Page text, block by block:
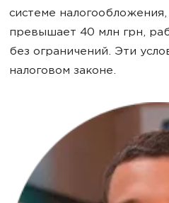
системе
превышает 40 млн грн,
без ограничений. Эти
налоговом законе.